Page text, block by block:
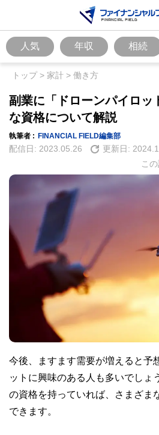
人気 年収 相続
トップ> 家計 > 働き方
副業に「ドローンパイロッ
な資格について解説
執筆者 : FINANCIAL FIELD編集部
配信日: 2023.05.26 更新日:
こ
今後、ますます需要が増えると予
ットに興味のある人も多いでしょ
の資格を持っていれば、さまざま
できます。